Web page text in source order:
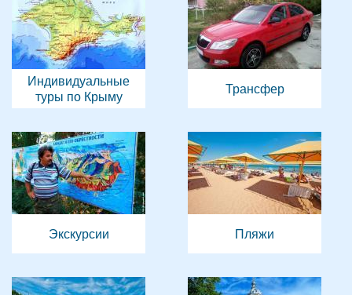
Индивидуальные
туры по Крыму
Трансфер
Экскурсии Пляжи